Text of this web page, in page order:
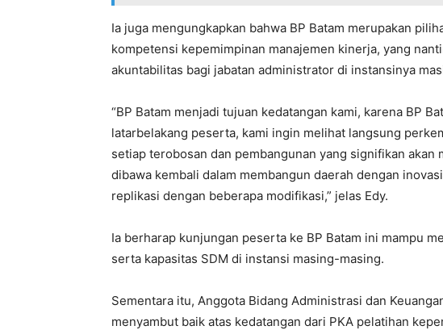
Ia juga mengungkapkan bahwa BP Batam merupakan
kompetensi kepemimpinan manajemen kinerja, yang
akuntabilitas bagi jabatan administrator di instansinya
“BP Batam menjadi tujuan kedatangan kami, karena BP
latarbelakang peserta, kami ingin melihat langsung
setiap terobosan dan pembangunan yang signifikan akan
dibawa kembali dalam membangun daerah dengan
replikasi dengan beberapa modifikasi,” jelas Edy.
Ia berharap kunjungan peserta ke BP Batam ini mampu
serta kapasitas SDM di instansi masing-masing.
Sementara itu, Anggota Bidang Administrasi dan
menyambut baik atas kedatangan dari PKA pelatihan